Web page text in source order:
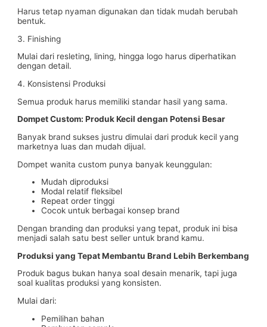
Harus tetap nyaman digunakan dan tidak mudah berubah
bentuk.
3. Finishing
Mulai dari resleting, lining, hingga logo harus diperhatikan
dengan detail.
4. Konsistensi Produksi
Semua produk harus memiliki standar hasil yang sama.
Dompet Custom: Produk Kecil dengan Potensi Besar
Banyak brand sukses justru dimulai dari produk kecil yang
marketnya luas dan mudah dijual.
Dompet wanita custom punya banyak keunggulan:
Mudah diproduksi
Modal relatif fleksibel
Repeat order tinggi
Cocok untuk berbagai konsep brand
Dengan branding dan produksi yang tepat, produk ini bisa
menjadi salah satu best seller untuk brand kamu.
Produksi yang Tepat Membantu Brand Lebih Berkembang
Produk bagus bukan hanya soal desain menarik, tapi juga
soal kualitas produksi yang konsisten.
Mulai dari:
Pemilihan bahan